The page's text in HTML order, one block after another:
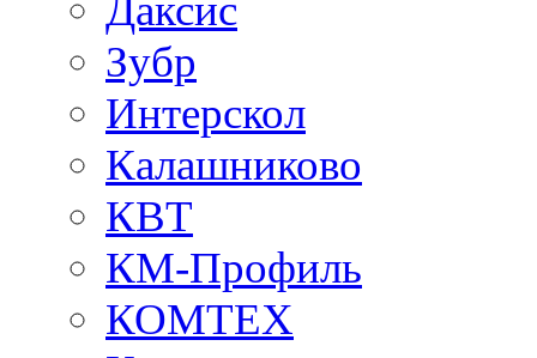
Даксис
Зубр
Интерскол
Калашниково
КВТ
КМ-Профиль
КОМТЕХ